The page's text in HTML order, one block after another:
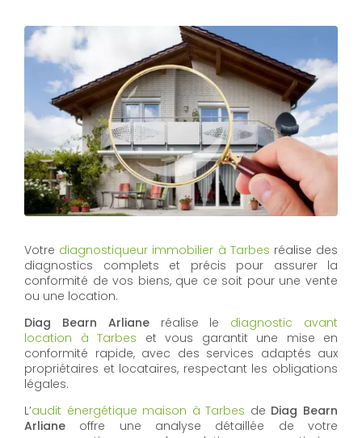
Votre diagnostiqueur immobilier à Tarbes réalise des
diagnostics complets et précis pour assurer la
conformité de vos biens, que ce soit pour une vente
ou une location.
Diag Bearn Arliane réalise le diagnostic avant
location à Tarbes et vous garantit une mise en
conformité rapide, avec des services adaptés aux
propriétaires et locataires, respectant les obligations
légales.
L’audit énergétique maison à Tarbes de Diag Bearn
Arliane offre une analyse détaillée de votre